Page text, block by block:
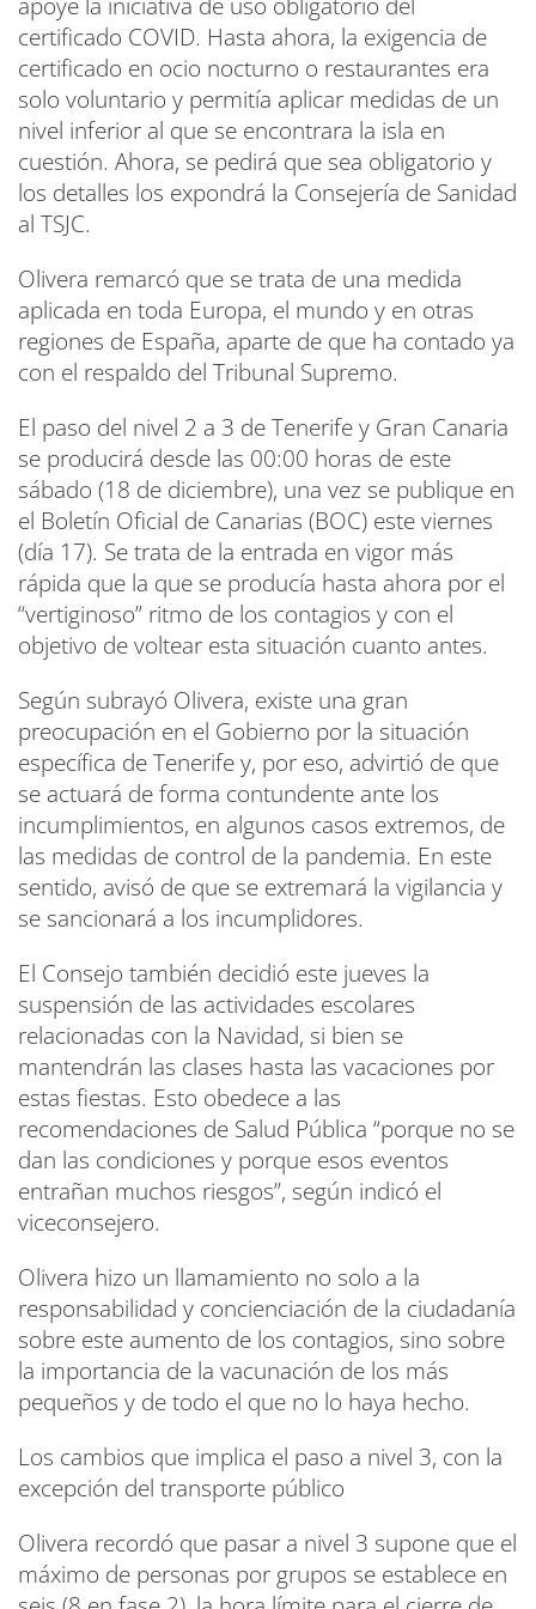
certificado COVID. Hasta ahora, la exigencia de
certificado en ocio nocturno o restaurantes era
solo voluntario y permitía aplicar medidas de un
nivel inferior al que se encontrara la isla en
cuestión. Ahora, se pedirá que sea obligatorio y
los detalles los expondrá la Consejería de Sanidad
al TSJC.
Olivera remarcó que se trata de una medida
aplicada en toda Europa, el mundo y en otras
regiones de España, aparte de que ha contado ya
con el respaldo del Tribunal Supremo.
El paso del nivel 2 a 3 de Tenerife y Gran Canaria
se producirá desde las 00:00 horas de este
sábado (18 de diciembre), una vez se publique en
el Boletín Oficial de Canarias (BOC) este viernes
(día 17). Se trata de la entrada en vigor más
rápida que la que se producía hasta ahora por el
“vertiginoso” ritmo de los contagios y con el
objetivo de voltear esta situación cuanto antes.
Según subrayó Olivera, existe una gran
preocupación en el Gobierno por la situación
específica de Tenerife y, por eso, advirtió de que
se actuará de forma contundente ante los
incumplimientos, en algunos casos extremos, de
las medidas de control de la pandemia. En este
sentido, avisó de que se extremará la vigilancia y
se sancionará a los incumplidores.
El Consejo también decidió este jueves la
suspensión de las actividades escolares
relacionadas con la Navidad, si bien se
mantendrán las clases hasta las vacaciones por
estas fiestas. Esto obedece a las
recomendaciones de Salud Pública “porque no se
dan las condiciones y porque esos eventos
entrañan muchos riesgos”, según indicó el
viceconsejero.
Olivera hizo un llamamiento no solo a la
responsabilidad y concienciación de la ciudadanía
sobre este aumento de los contagios, sino sobre
la importancia de la vacunación de los más
pequeños y de todo el que no lo haya hecho.
Los cambios que implica el paso a nivel 3, con la
excepción del transporte público
Olivera recordó que pasar a nivel 3 supone que el
máximo de personas por grupos se establece en